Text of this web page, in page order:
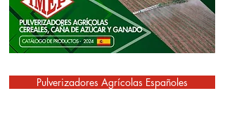
Pulverizadores Agrícolas Españoles